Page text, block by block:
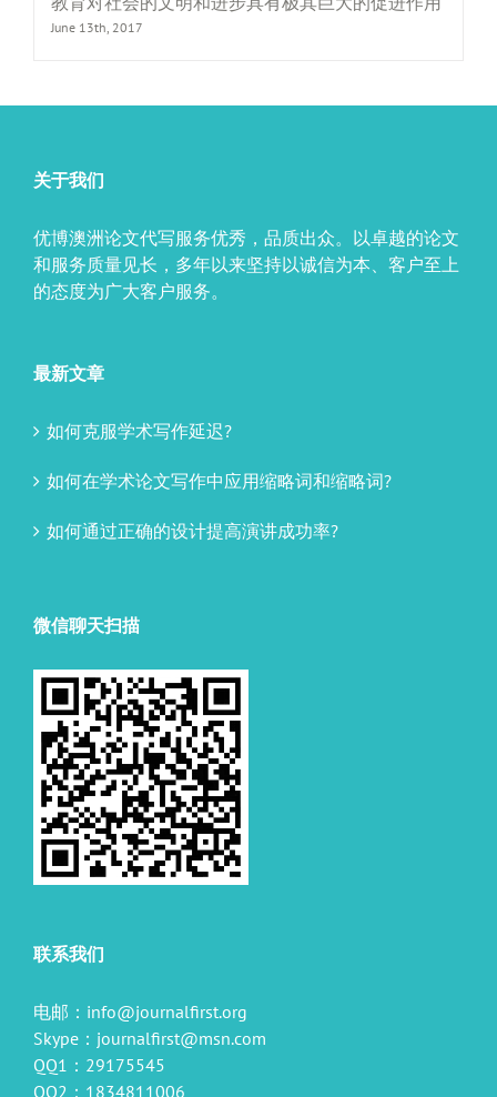
June 13th, 2017
关于我们
优博澳洲论文代写服务优秀，品质出众。以卓越的论文
和服务质量见长，多年以来坚持以诚信为本、客户至上
的态度为广大客户服务。
最新文章
如何克服学术写作延迟?
如何在学术论文写作中应用缩略词和缩略词?
如何通过正确的设计提高演讲成功率?
微信聊天扫描
联系我们
电邮： info@journalfirst.org
Skype： journalfirst@msn.com
QQ1：29175545
QQ2：1834811006